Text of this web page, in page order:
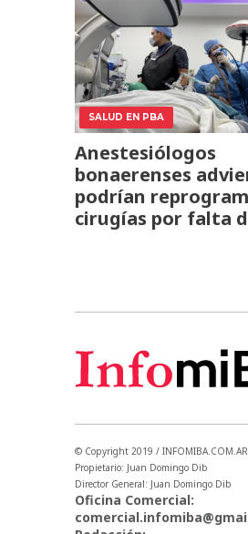
SALUD EN PBA
Anestesiólogos
bonaerenses
podrían
cirugías por falta
© Copyright 2019 / INFOMIBA.COM.AR
Propietario: Juan Domingo Dib
Director General: Juan Domingo Dib
Oficina Comercial: